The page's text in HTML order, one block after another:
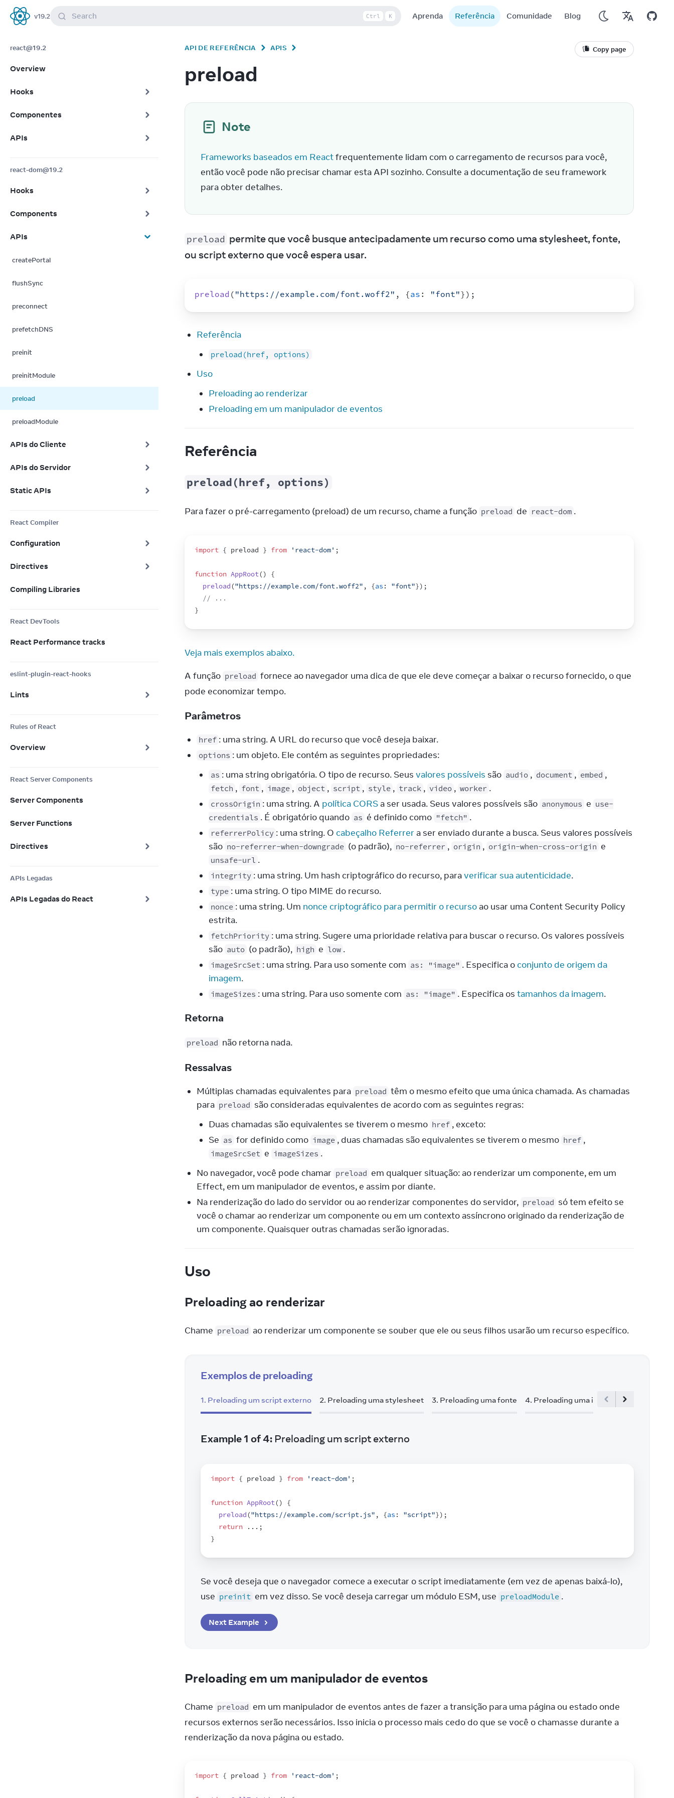
React
v19.2 Search Ctrl K Aprenda Referência Comunidade Blog
react@19.2
Overview
Hooks
Componentes
APIs
react-dom@19.2
Hooks
Components
APIs
createPortal
flushSync
preconnect
prefetchDNS
preinit
preinitModule
preload
preloadModule
APIs do Cliente
APIs do Servidor
Static APIs
React Compiler
Configuration
Directives
Compiling Libraries
React DevTools
React Performance tracks
eslint-plugin-react-hooks
Lints
Rules of React
Overview
React Server Components
Server Components
Server Functions
Directives
APIs Legadas
APIs Legadas do React
API DE REFERÊNCIA APIS Copy page
preload
Note
Frameworks baseados em React frequentemente lidam com o carregamento de recursos para você,
então você pode não precisar chamar esta API sozinho. Consulte a documentação de seu framework
para obter detalhes.
preload permite que você busque antecipadamente um recurso como uma stylesheet, fonte,
ou script externo que você espera usar.
preload ( "https://example.com/font.woff2" , {as : "font"} ) ;
Referência
preload(href, options)
Uso
Preloading ao renderizar
Preloading em um manipulador de eventos
Referência
preload(href, options)
Para fazer o pré-carregamento (preload) de um recurso, chame a função preload de react-dom .
import { preload } from 'react-dom' ;
function AppRoot()
{
preload("https://example.com/font.woff2" , {as : "font"}) ;
// ...
}
Veja mais exemplos abaixo.
A função preload fornece ao navegador uma dica de que ele deve começar a baixar o recurso fornecido, o que
pode economizar tempo.
Parâmetros
href : uma string. A URL do recurso que você deseja baixar.
options : um objeto. Ele contém as seguintes propriedades:
as : uma string obrigatória. O tipo de recurso. Seus valores possíveis são audio , document , embed ,
fetch , font , image , object , script , style , track , video , worker .
crossOrigin : uma string. A política CORS a ser usada. Seus valores possíveis são anonymous e use-
credentials . É obrigatório quando as é definido como "fetch" .
referrerPolicy : uma string. O cabeçalho Referrer a ser enviado durante a busca. Seus valores possíveis
são no-referrer-when-downgrade (o padrão), no-referrer , origin , origin-when-cross-origin e
unsafe-url .
integrity : uma string. Um hash criptográfico do recurso, paraverificar sua autenticidade.
type : uma string. O tipo MIME do recurso.
nonce : uma string. Um nonce criptográfico para permitir o recurso ao usar uma Content Security Policy
estrita.
fetchPriority : uma string. Sugere uma prioridade relativa para buscar o recurso. Os valores possíveis
são auto (o padrão), high e low .
imageSrcSet : uma string. Para uso somente com as: "image" . Especifica o conjunto de origem da
imagem.
imageSizes : uma string. Para uso somente com as: "image" . Especifica os tamanhos da imagem.
Retorna
preload não retorna nada.
Ressalvas
Múltiplas chamadas equivalentes para preload têm o mesmo efeito que uma única chamada. As chamadas
para preload são consideradas equivalentes de acordo com as seguintes regras:
Duas chamadas são equivalentes se tiverem o mesmo href , exceto:
Se as for definido como image , duas chamadas são equivalentes se tiverem o mesmo href ,
imageSrcSet e imageSizes .
No navegador, você pode chamar preload em qualquer situação: ao renderizar um componente, em um
Effect, em um manipulador de eventos, e assim por diante.
Na renderização do lado do servidor ou ao renderizar componentes do servidor, preload só tem efeito se
você o chamar ao renderizar um componente ou em um contexto assíncrono originado da renderização de
um componente. Quaisquer outras chamadas serão ignoradas.
Uso
Preloading ao renderizar
Chame preload ao renderizar um componente se souber que ele ou seus filhos usarão um recurso específico.
Exemplos de preloading
1. Preloading um script externo 2. Preloading uma stylesheet 3. Preloading uma fonte 4. Preloading uma image
Example1 of4: Preloading um script externo
import { preload } from 'react-dom' ;
function AppRoot()
{
preload("https://example.com/script.js" , {as : "script"}) ;
return
... ;
}
Se você deseja que o navegador comece a executar o script imediatamente (em vez de apenas baixá-lo),
use preinit em vez disso. Se você deseja carregar um módulo ESM, use preloadModule .
Next Example
Preloading em um manipulador de eventos
Chame preload em um manipulador de eventos antes de fazer a transição para uma página ou estado onde
recursos externos serão necessários. Isso inicia o processo mais cedo do que se você o chamasse durante a
renderização da nova página ou estado.
import { preload } from 'react-dom' ;